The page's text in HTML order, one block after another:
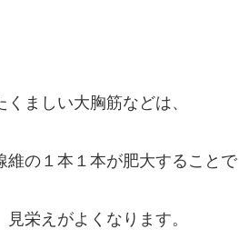
ましい大胸筋などは、
の１本１本が肥大することで
栄えがよくなります。